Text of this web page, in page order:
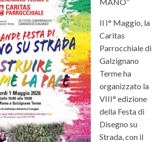
Il I° Maggio, la
Caritas
Parrocchiale di
Galzignano
Terme ha
organizzato la
VIII° edizione
della Festa di
Disegno su
Strada, con il